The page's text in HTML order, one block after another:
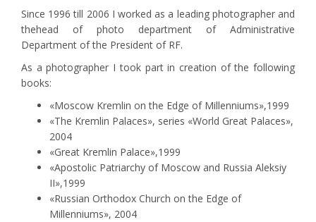
Since 1996 till 2006 I worked as a leading photographer and
thehead of photo department of Administrative
Department of the President of RF.
As a photographer I took part in creation of the following
books:
«Moscow Kremlin on the Edge of Millenniums»,1999
«The Kremlin Palaces», series «World Great Palaces»,
2004
«Great Kremlin Palace»,1999
«Apostolic Patriarchy of Moscow and Russia Aleksiy
II»,1999
«Russian Orthodox Church on the Edge of
Millenniums», 2004